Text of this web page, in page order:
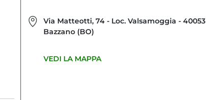
Via Matteotti, 74 - Loc. Valsamoggia - 40053
Bazzano (BO)
VEDI LA MAPPA